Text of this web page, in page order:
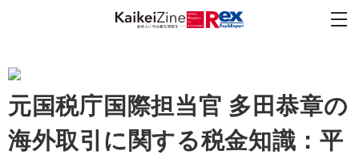
元国税庁国際担当官 多田恭章の
海外取引に関する税金知識：平